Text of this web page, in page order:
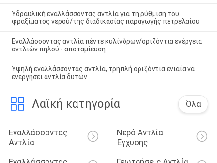
Υδραυλική εναλλάσσοντας αντλία για τη ρύθμιση του
φραξίματος νερού/της διαδικασίας παραγωγής πετρελαίου
Εναλλάσσοντας αντλία πέντε κυλίνδρων/οριζόντια ενέργεια
αντλιών πηλού - αποταμίευση
Υψηλή εναλλάσσοντας αντλία, τρηπλή οριζόντια ενιαία να
ενεργήσει αντλία δυτών
Λαϊκή κατηγορία Όλα
Εναλλάσσοντας
Αντλία
Νερό Αντλία
Έγχυσης